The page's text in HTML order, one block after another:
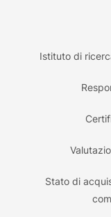
Istituto di
Stato di